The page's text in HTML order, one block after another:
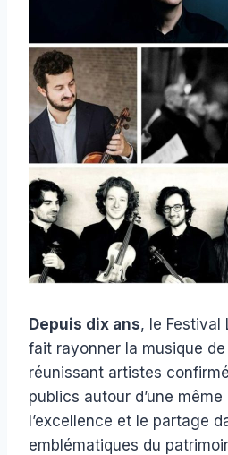
Depuis dix ans, le Festival
fait rayonner la musique
réunissant artistes
publics autour d’une
l’excellence et le partage
emblématiques du